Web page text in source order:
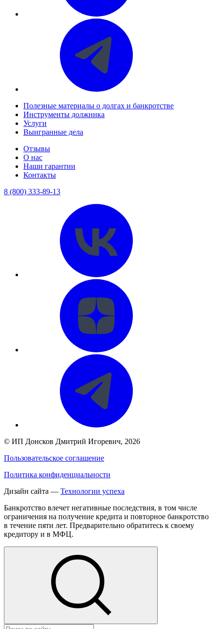
Полезные материалы о долгах и банкротстве
Инструменты должника
Услуги
Выигранные дела
Отзывы
О нас
Наши гарантии
Контакты
8 (800) 333-89-13
© ИП Донсков Дмитрий Игоревич, 2026
Пользовательское соглашение
Политика конфиденциальности
Дизайн сайта — Технологии успеха
Банкротство влечет негативные последствия, в том числе
ограничения на получение кредита и повторное банкротство
в течение пяти лет. Предварительно обратитесь к своему
кредитору и в МФЦ.